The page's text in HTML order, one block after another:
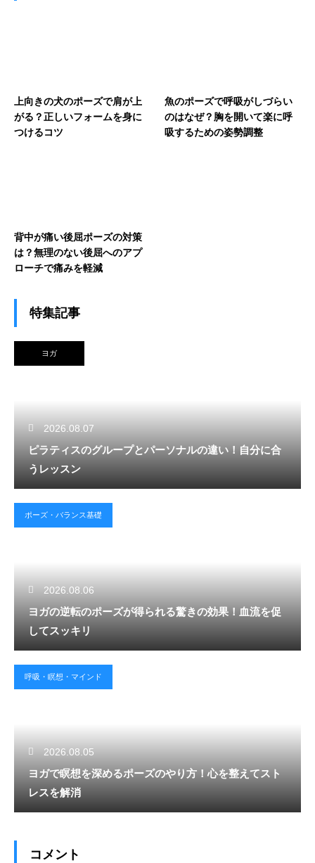
上向きの犬のポーズで肩が上
がる？正しいフォームを身に
つけるコツ
魚のポーズで呼吸がしづらい
のはなぜ？胸を開いて楽に呼
吸するための姿勢調整
背中が痛い後屈ポーズの対策
は？無理のない後屈へのアプ
ローチで痛みを軽減
特集記事
ヨガ
2026.08.07
ピラティスのグループとパーソナルの違い！自分に合
うレッスン
ポーズ・バランス基礎
2026.08.06
ヨガの逆転のポーズが得られる驚きの効果！血流を促
してスッキリ
呼吸・瞑想・マインド
2026.08.05
ヨガで瞑想を深めるポーズのやり方！心を整えてスト
レスを解消
コメント